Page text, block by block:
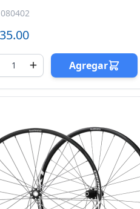
Agregar